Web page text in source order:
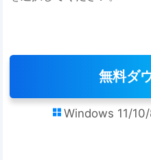
無料ダ
 Windows 11/